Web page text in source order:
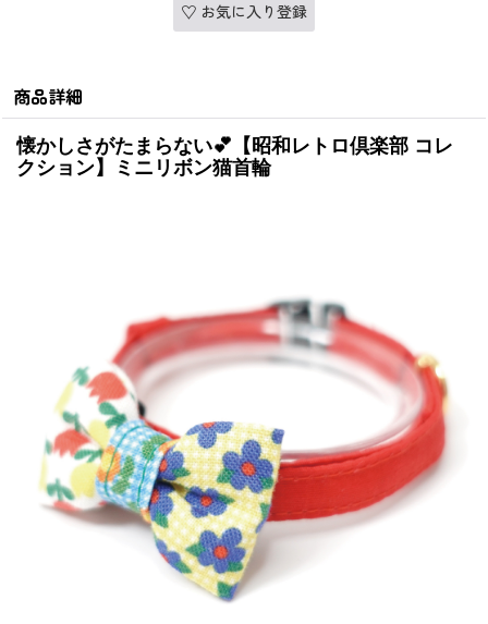
お気に入り登録
商品詳細
懐かしさがたまらない💕【昭和レトロ倶楽部 コレ
クション】ミニリボン猫首輪